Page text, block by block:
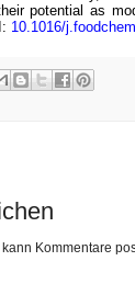
potential as
10.1016/
Kommentare